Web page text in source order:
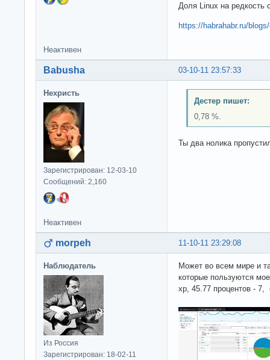
Доля Linux на редкость
https://habrahabr.ru/
Неактивен
03-10-11 23:57:33
Babusha
Нехристь
Зарегистрирован: 12-03-10
Сообщений: 2,160
Дестер пишет:
0,78 %.
Ты два нолика
Неактивен
11-10-11 23:29:08
morpeh
Наблюдатель
Из Россия
Зарегистрирован: 18-02-11
Может во всем мире и
которые пользуются
xp, 45.77 процентов - 7,